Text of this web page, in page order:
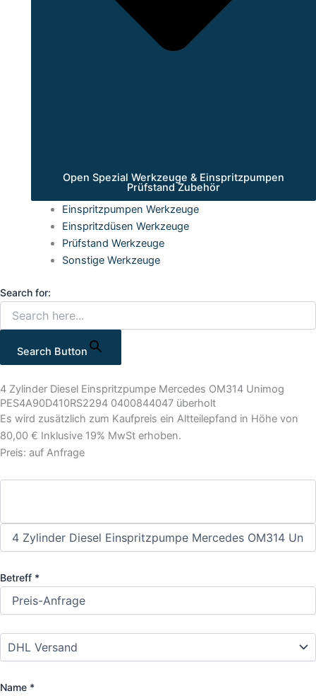
Open Spezial Werkzeuge & Einspritzpumpen
Prüfstand Zubehör
Einspritzpumpen Werkzeuge
Einspritzdüsen Werkzeuge
Prüfstand Werkzeuge
Sonstige Werkzeuge
Search for:
Search Button
4 Zylinder Diesel Einspritzpumpe Mercedes OM314 Unimog
PES4A90D410RS2294 0400844047 überholt
Es wird zusätzlich zum Kaufpreis ein Altteilepfand in Höhe von
80,00 € Inklusive 19% MwSt erhoben.
Preis: auf Anfrage
Betreff *
Name *